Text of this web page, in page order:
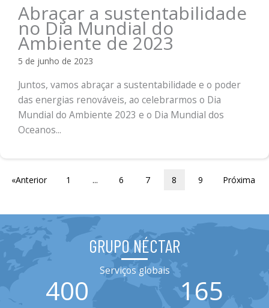
Abraçar a sustentabilidade
no Dia Mundial do
Ambiente de 2023
5 de junho de 2023
Juntos, vamos abraçar a sustentabilidade e o poder
das energias renováveis, ao celebrarmos o Dia
Mundial do Ambiente 2023 e o Dia Mundial dos
Oceanos...
«Anterior 1 ... 6 7 8 9 Próxima
GRUPO NÉCTAR
Serviços globais
400 165